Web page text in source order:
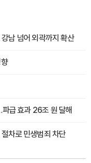
남 넘어 외곽까지 확산
급 효과 26조 원 달해
차로 민생범죄 차단